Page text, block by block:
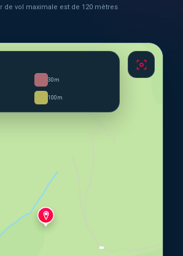
de vol maximale est de 120 mètres
30m
100m